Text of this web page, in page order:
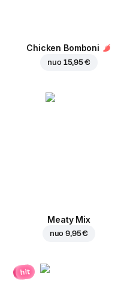
Chicken Bomboni
nuo 15,95 €
Meaty Mix
nuo9,95 €
hit